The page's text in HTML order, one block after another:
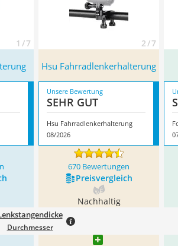
1 / 7 2 / 7
Hsu Fahrradlenkerhalterung
Unsere Bewertung
SEHR GUT
Hsu Fahrradlenkerhalterung
08/2026
670 Bewertungen
Preis­vergleich
Nachhaltig
Durchmesser